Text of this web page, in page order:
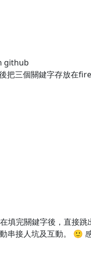
github
把三個關鍵字存放在
填完關鍵字後，直接
串接人坑及互動。 🙂